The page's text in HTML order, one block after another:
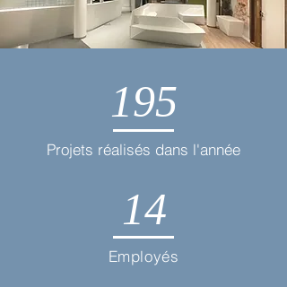
195
Projets réalisés dans l'année
14
Employés